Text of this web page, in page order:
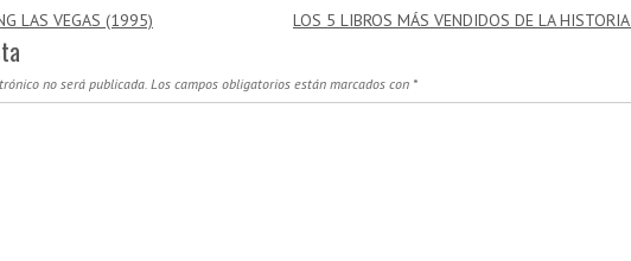
LAS VEGAS (1995) LOS 5 LIBROS MÁS VENDIDOS DE LA HISTORIA
no será publicada. Los campos obligatorios están marcados con *